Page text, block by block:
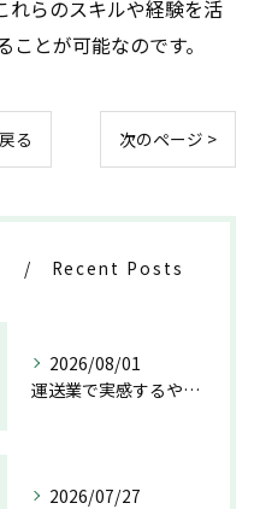
れらのスキルや経験を活
とが可能なのです。
る 次のページ >
Recent Posts
2026/08/01
運送業で実感するやりがいと成長の魅力
2026/07/27